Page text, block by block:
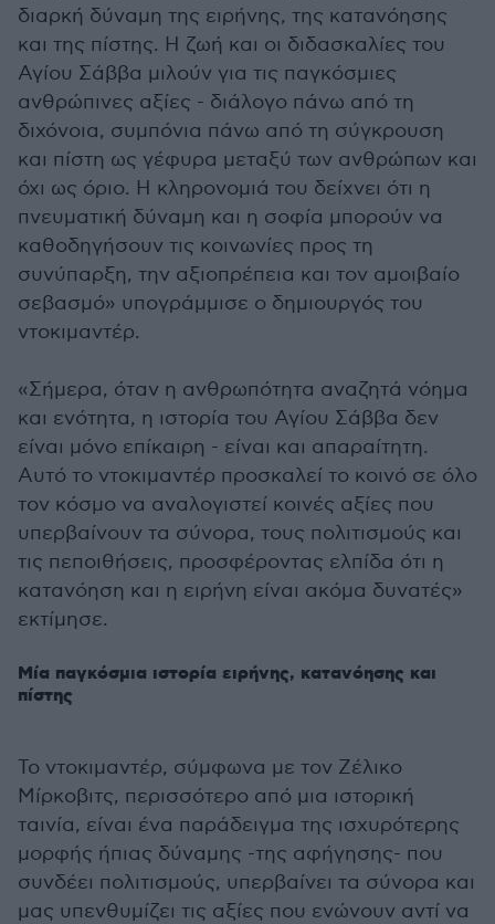
διαρκή δύναμη της ειρήνης, της κατανόησης
και της πίστης. Η ζωή και οι διδασκαλίες του
Αγίου Σάββα μιλούν για τις παγκόσμιες
ανθρώπινες αξίες - διάλογο πάνω από τη
διχόνοια, συμπόνια πάνω από τη σύγκρουση
και πίστη ως γέφυρα μεταξύ των ανθρώπων και
όχι ως όριο. Η κληρονομιά του δείχνει ότι η
πνευματική δύναμη και η σοφία μπορούν να
καθοδηγήσουν τις κοινωνίες προς τη
συνύπαρξη, την αξιοπρέπεια και τον αμοιβαίο
σεβασμό» υπογράμμισε ο δημιουργός του
ντοκιμαντέρ.
«Σήμερα, όταν η ανθρωπότητα αναζητά νόημα
και ενότητα, η ιστορία του Αγίου Σάββα δεν
είναι μόνο επίκαιρη - είναι και απαραίτητη.
Αυτό το ντοκιμαντέρ προσκαλεί το κοινό σε όλο
τον κόσμο να αναλογιστεί κοινές αξίες που
υπερβαίνουν τα σύνορα, τους πολιτισμούς και
τις πεποιθήσεις, προσφέροντας ελπίδα ότι η
κατανόηση και η ειρήνη είναι ακόμα δυνατές»
εκτίμησε.
Μία παγκόσμια ιστορία ειρήνης, κατανόησης και
πίστης
Το ντοκιμαντέρ, σύμφωνα με τον Ζέλικο
Μίρκοβιτς, περισσότερο από μια ιστορική
ταινία, είναι ένα παράδειγμα της ισχυρότερης
μορφής ήπιας δύναμης -της αφήγησης- που
συνδέει πολιτισμούς, υπερβαίνει τα σύνορα και
μας υπενθυμίζει τις αξίες που ενώνουν αντί να